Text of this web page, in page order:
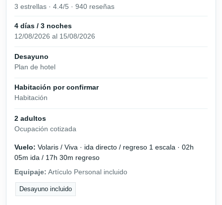
3 estrellas · 4.4/5 · 940 reseñas
4 días / 3 noches
12/08/2026 al 15/08/2026
Desayuno
Plan de hotel
Habitación por confirmar
Habitación
2 adultos
Ocupación cotizada
Vuelo: Volaris / Viva · ida directo / regreso 1 escala · 02h
05m ida / 17h 30m regreso
Equipaje: Artículo Personal incluido
Desayuno incluido